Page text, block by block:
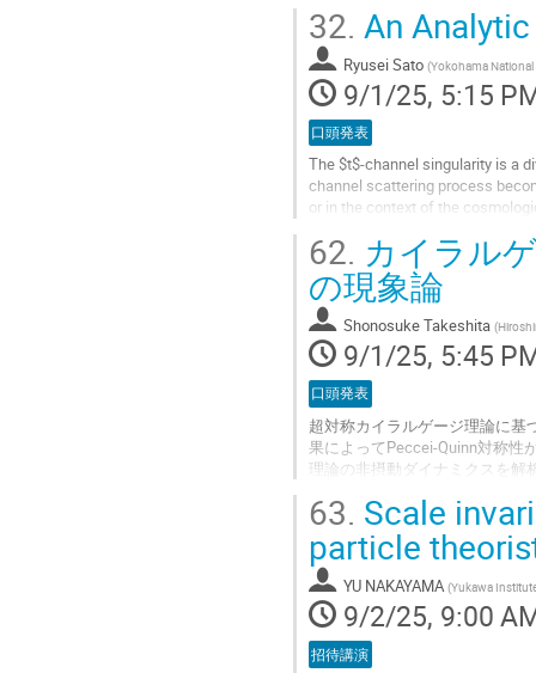
We point out that flavor
Go
to
contribution
page
32. An
Ryusei Sato (Yokohama National
9/1/25, 5:15
口頭発表
The $t$-channel singularity is a
channel scattering process
or in the context of the
Go
to
contribution
page
62. カイラル
の現象論
Shonosuke Takeshita (
9/1/25, 5:45
口頭発表
超対称カイラルゲージ理論に基
果によってPeccei-Quinn対称性
理論の非摂動ダイナミクスを解
Go
to
contribution
page
63. Scale
particle
YU NAKAYAMA (Yukawa
9/2/25, 9:00
招待講演